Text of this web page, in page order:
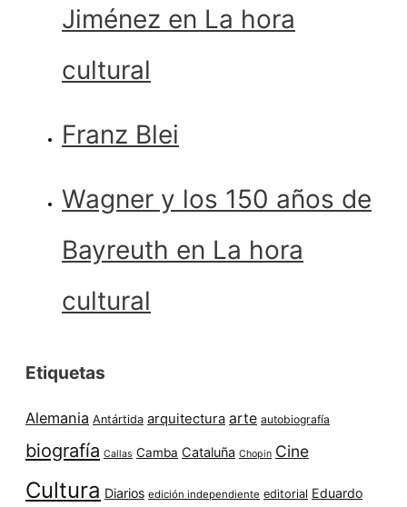
Jiménez en La hora
cultural
Franz Blei
Wagner y los 150 años de
Bayreuth en La hora
cultural
Etiquetas
Alemania Antártida arquitectura arte autobiografía
biografía Callas Camba Cataluña Chopin Cine
Cultura Diarios edición independiente editorial Eduardo